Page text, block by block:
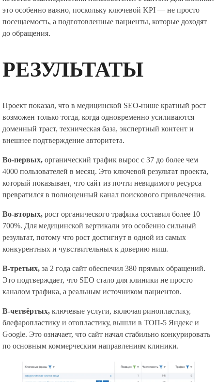
это особенно важно, поскольку ключевой KPI — не просто
посещаемость, а подготовленные пациенты, которые доходят
до обращения.
РЕЗУЛЬТАТЫ
Проект показал, что в медицинской SEO-нише кратный рост
возможен только тогда, когда одновременно усиливаются
доменный траст, техническая база, экспертный контент и
внешнее подтверждение авторитета.
Во-первых, органический трафик вырос с 37 до более чем
4000 пользователей в месяц. Это ключевой результат проекта,
который показывает, что сайт из почти невидимого ресурса
превратился в полноценный канал поискового привлечения.
Во-вторых, рост органического трафика составил более 10
700%. Для медицинской вертикали это особенно сильный
результат, потому что рост достигнут в одной из самых
конкурентных и чувствительных к доверию ниш.
В-третьих, за 2 года сайт обеспечил 380 прямых обращений.
Это подтверждает, что SEO стало для клиники не просто
каналом трафика, а реальным источником пациентов.
В-четвёртых, ключевые услуги, включая ринопластику,
блефаропластику и отопластику, вышли в ТОП-5 Яндекс и
Google. Это означает, что сайт начал стабильно конкурировать
по основным коммерческим направлениям клиники.